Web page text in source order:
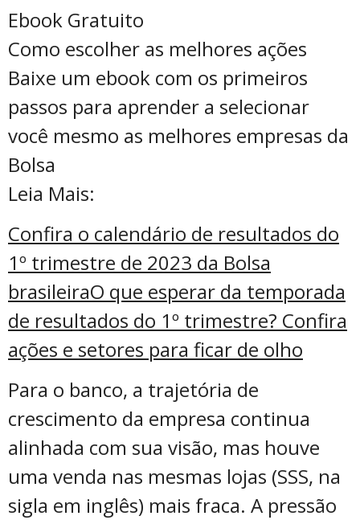
Ebook Gratuito
Como escolher as melhores ações
Baixe um ebook com os primeiros
passos para aprender a selecionar
você mesmo as melhores empresas da
Bolsa
Leia Mais:
Confira o calendário de resultados do
1º trimestre de 2023 da Bolsa
brasileiraO que esperar da temporada
de resultados do 1º trimestre? Confira
ações e setores para ficar de olho
Para o banco, a trajetória de
crescimento da empresa continua
alinhada com sua visão, mas houve
uma venda nas mesmas lojas (SSS, na
sigla em inglês) mais fraca. A pressão